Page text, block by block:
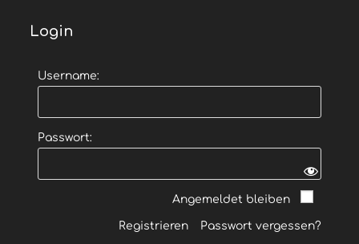
Login
Username:
Passwort:
Angemeldet bleiben
Registrieren Passwort vergessen?